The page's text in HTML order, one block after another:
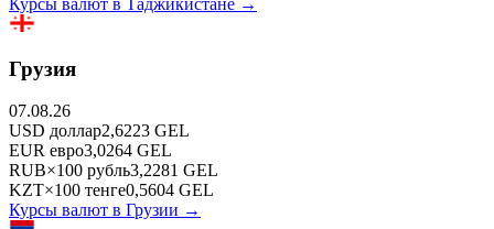
Грузия
07.08.26
USD доллар2,6223 GEL
EUR евро3,0264 GEL
RUB×100 рубль3,2281 GEL
KZT×100 тенге0,5604 GEL
Курсы валют в Грузии →